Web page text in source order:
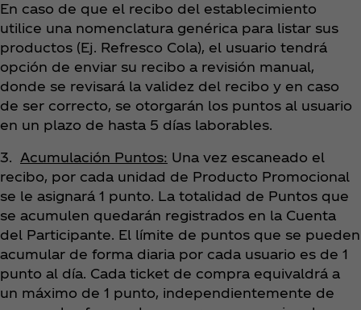
En caso de que el recibo del establecimiento
utilice una nomenclatura genérica para listar sus
productos (Ej. Refresco Cola), el usuario tendrá
opción de enviar su recibo a revisión manual,
donde se revisará la validez del recibo y en caso
de ser correcto, se otorgarán los puntos al usuario
en un plazo de hasta 5 días laborables.
3. Acumulación Puntos: Una vez escaneado el
recibo, por cada unidad de Producto Promocional
se le asignará 1 punto. La totalidad de Puntos que
se acumulen quedarán registrados en la Cuenta
del Participante. El límite de puntos que se pueden
acumular de forma diaria por cada usuario es de 1
punto al día. Cada ticket de compra equivaldrá a
un máximo de 1 punto, independientemente de